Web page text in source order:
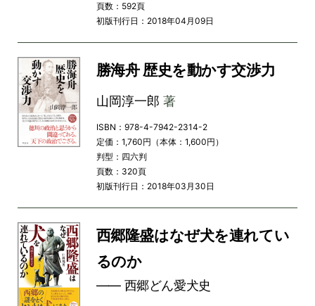
頁数：592頁
初版刊行日：2018年04月09日
勝海舟 歴史を動かす交渉力
山岡淳一郎 著
ISBN：978-4-7942-2314-2
定価：1,760円（本体：1,600円）
判型：四六判
頁数：320頁
初版刊行日：2018年03月30日
西郷隆盛はなぜ犬を連れてい
るのか
―― 西郷どん愛犬史